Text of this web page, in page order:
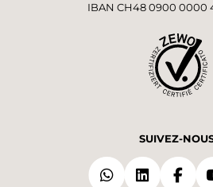
IBAN CH48 0900 0000
SUIVEZ-